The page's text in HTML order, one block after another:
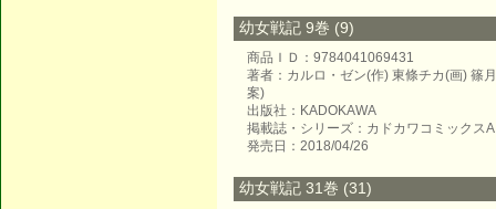
幼女戦記 9巻 (9)
商品ＩＤ：9784041069431
著者：カルロ・ゼン(作) 東條チカ(画) 篠
案)
出版社：KADOKAWA
掲載誌・シリーズ：カドカワコミックスA
発売日：2018/04/26
幼女戦記 31巻 (31)